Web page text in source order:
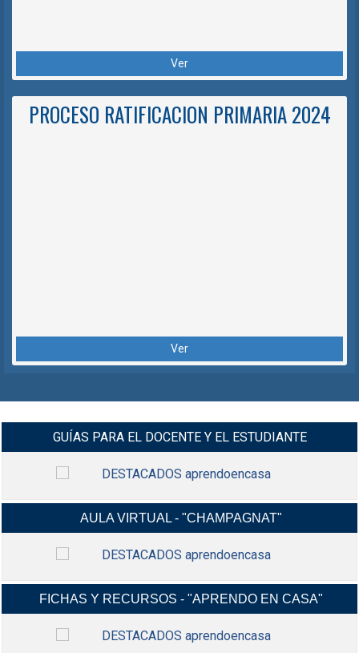
Ver
PROCESO RATIFICACION PRIMARIA 2024
Ver
GUÍAS PARA EL DOCENTE Y EL ESTUDIANTE
INGRESAR
MANUALES Y VIDEO-TUTORIALES G-
AULA VIRTUAL - "CHAMPAGNAT"
INGRESAR
INGRESA A TU AULA VIRTUAL,
INSTITUCIONAL.
FICHAS Y RECURSOS - "APRENDO EN CASA"